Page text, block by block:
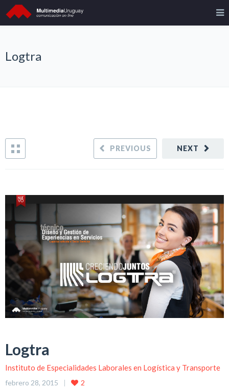
Logtra
NEXT
PREVIOUS
Logtra
Instituto de Especialidades Laborales en Logística y Transporte
febrero 28, 2015 2